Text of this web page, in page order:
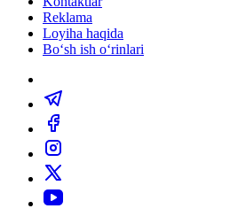
Reklama
Loyiha haqida
Bo‘sh ish o‘rinlari